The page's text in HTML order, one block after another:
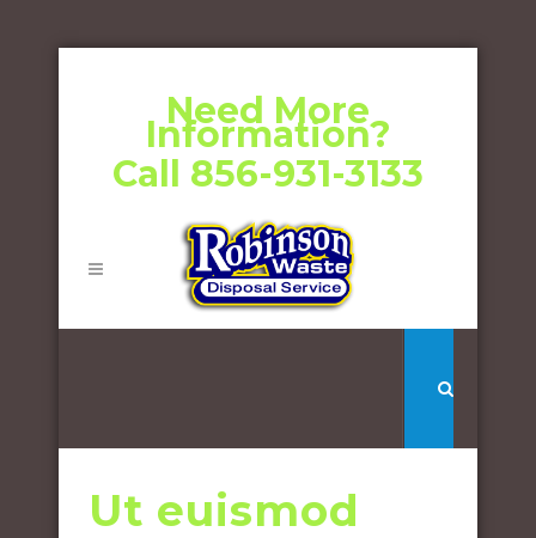
Need More
Information?
Call 856-931-3133
Ut euismod